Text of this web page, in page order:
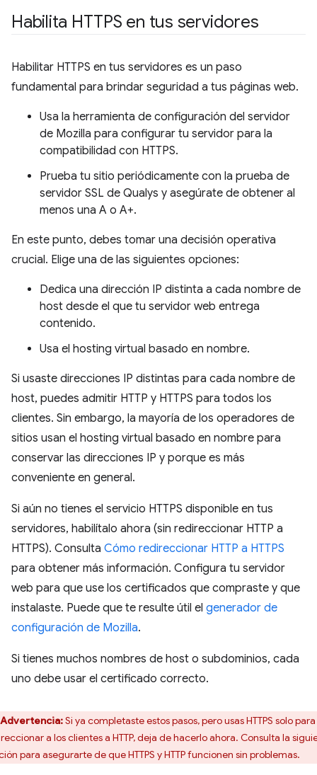
Habilita HTTPS en tus servidores
Habilitar HTTPS en tus servidores es un paso
fundamental para brindar seguridad a tus páginas web.
Usa la herramienta de configuración del servidor
de Mozilla para configurar tu servidor para la
compatibilidad con HTTPS.
Prueba tu sitio periódicamente con la prueba de
servidor SSL de Qualys y asegúrate de obtener al
menos una A o A+.
En este punto, debes tomar una decisión operativa
crucial. Elige una de las siguientes opciones:
Dedica una dirección IP distinta a cada nombre de
host desde el que tu servidor web entrega
contenido.
Usa el hosting virtual basado en nombre.
Si usaste direcciones IP distintas para cada nombre de
host, puedes admitir HTTP y HTTPS para todos los
clientes. Sin embargo, la mayoría de los operadores de
sitios usan el hosting virtual basado en nombre para
conservar las direcciones IP y porque es más
conveniente en general.
Si aún no tienes el servicio HTTPS disponible en tus
servidores, habilítalo ahora (sin redireccionar HTTP a
HTTPS). Consulta Cómo redireccionar HTTP a HTTPS
para obtener más información. Configura tu servidor
web para que use los certificados que compraste y que
instalaste. Puede que te resulte útil el generador de
configuración de Mozilla.
Si tienes muchos nombres de host o subdominios, cada
uno debe usar el certificado correcto.
Advertencia:Si ya completaste estos pasos, pero usas HTTPS solo para
a los clientes a HTTP, deja de hacerlo ahora. Consulta la
para asegurarte de que HTTPS y HTTP funcionen sin problemas.